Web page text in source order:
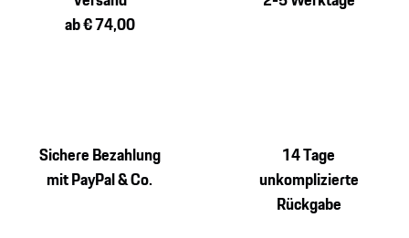
ab € 74,00
Sichere Bezahlung
mit PayPal & Co.
14 Tage
unkomplizierte
Rückgabe